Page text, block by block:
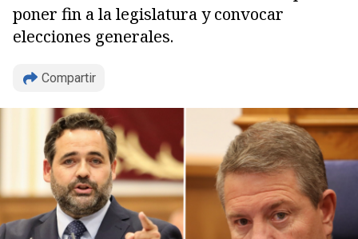
poner fin a la legislatura y convocar
elecciones generales.
Compartir